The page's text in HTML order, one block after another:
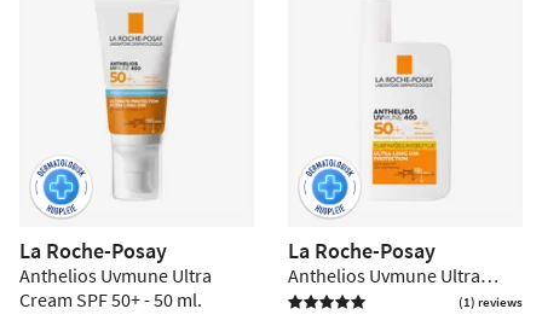
La Roche-Posay
Anthelios Uvmune Ultra
Cream SPF 50+ - 50 ml.
La Roche-Posay
Anthelios Uvmune Ultra
Light SPF50+ - 50 ml.
 (1) reviews